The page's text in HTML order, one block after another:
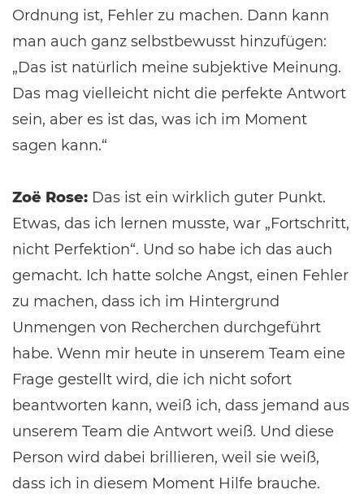
Ordnung ist, Fehler zu machen. Dann kann
man auch ganz selbstbewusst hinzufügen:
„Das ist natürlich meine subjektive Meinung.
Das mag vielleicht nicht die perfekte Antwort
sein, aber es ist das, was ich im Moment
sagen kann.“
Zoë Rose: Das ist ein wirklich guter Punkt.
Etwas, das ich lernen musste, war „Fortschritt,
nicht Perfektion“. Und so habe ich das auch
gemacht. Ich hatte solche Angst, einen Fehler
zu machen, dass ich im Hintergrund
Unmengen von Recherchen durchgeführt
habe. Wenn mir heute in unserem Team eine
Frage gestellt wird, die ich nicht sofort
beantworten kann, weiß ich, dass jemand aus
unserem Team die Antwort weiß. Und diese
Person wird dabei brillieren, weil sie weiß,
dass ich in diesem Moment Hilfe brauche.